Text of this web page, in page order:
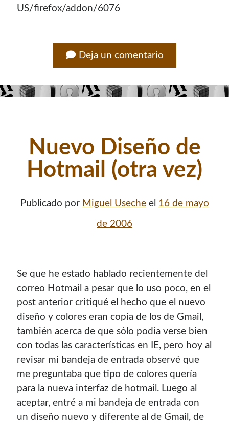
Blogroll Geek
0
US/firefox/addon/6076
Deja un comentario
Nuevo Diseño de
Hotmail (otra vez)
Publicado por Miguel Usecheel 16 de mayo
de 2006
Se que he estado hablado recientemente del
correo Hotmail a pesar que lo uso poco, en el
post anterior critiqué el hecho que el nuevo
diseño y colores eran copia de los de Gmail,
también acerca de que sólo podí­a verse bien
con todas las caracterí­sticas en IE, pero hoy al
revisar mi bandeja de entrada observé que
me preguntaba que tipo de colores querí­a
para la nueva interfaz de hotmail. Luego al
aceptar, entré a mi bandeja de entrada con
un diseño nuevo y diferente al de Gmail, de